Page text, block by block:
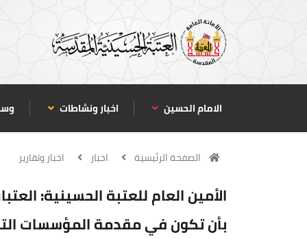
الامام الحسين اخبار ونشاطات
الصفحة الرئيسية اخبار اخبار وتقارير
الأمين العام للعتبة الحسينية:
بأن تكون في مقدمة المؤسسات